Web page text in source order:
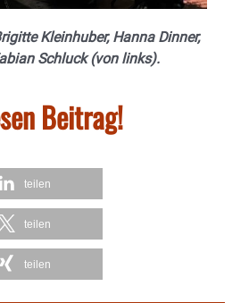
Kleinhuber, Hanna Dinner,
Schluck (von links).
Beitrag!
teilen
teilen
teilen